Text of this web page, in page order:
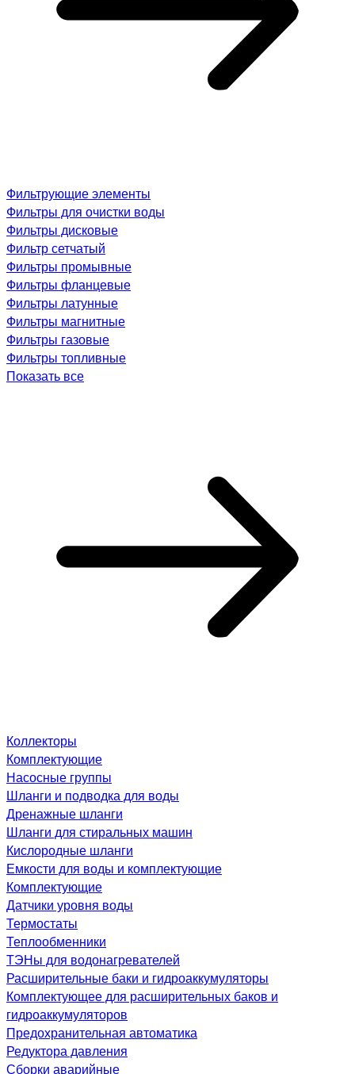
Фильтрующие элементы
Фильтры для очистки воды
Фильтры дисковые
Фильтр сетчатый
Фильтры промывные
Фильтры фланцевые
Фильтры латунные
Фильтры магнитные
Фильтры газовые
Фильтры топливные
Показать все
Коллекторы
Комплектующие
Насосные группы
Шланги и подводка для воды
Дренажные шланги
Шланги для стиральных машин
Кислородные шланги
Емкости для воды и комплектующие
Комплектующие
Датчики уровня воды
Термостаты
Теплообменники
ТЭНы для водонагревателей
Расширительные баки и гидроаккумуляторы
Комплектующее для расширительных баков и
гидроаккумуляторов
Предохранительная автоматика
Редуктора давления
Сборки аварийные